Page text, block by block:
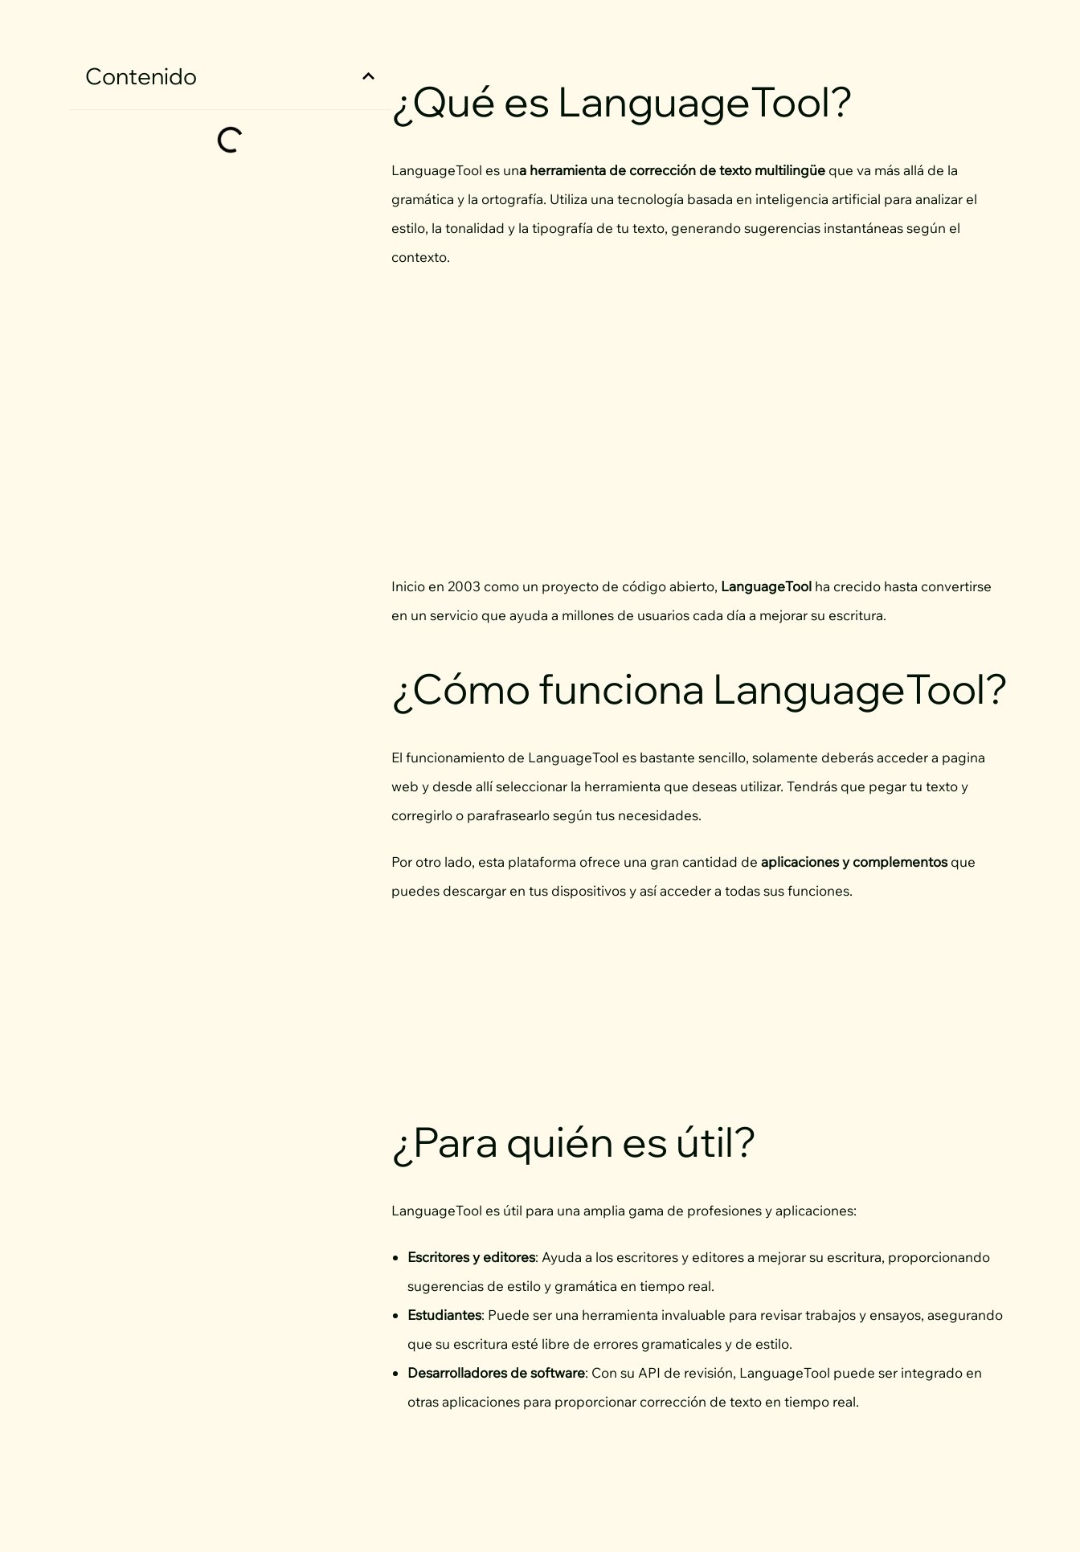
Contenido ¿Qué es LanguageTool?
LanguageTool es una herramienta de corrección de texto multilingüe que va más allá de la
gramática y la ortografía. Utiliza una tecnología basada en inteligencia artificial para analizar el
estilo, la tonalidad y la tipografía de tu texto, generando sugerencias instantáneas según el
contexto.
Inicio en 2003 como un proyecto de código abierto, LanguageTool ha crecido hasta convertirse
en un servicio que ayuda a millones de usuarios cada día a mejorar su escritura.
¿Cómo funciona LanguageTool?
El funcionamiento de LanguageTool es bastante sencillo, solamente deberás acceder a pagina
web y desde allí seleccionar la herramienta que deseas utilizar. Tendrás que pegar tu texto y
corregirlo o parafrasearlo según tus necesidades.
Por otro lado, esta plataforma ofrece una gran cantidad deaplicaciones y complementosque
puedes descargar en tus dispositivos y así acceder a todas sus funciones.
¿Para quién es útil?
LanguageTool es útil para una amplia gama de profesiones y aplicaciones:
Escritores y editores: Ayuda a los escritores y editores a mejorar su escritura, proporcionando
sugerencias de estilo y gramática en tiempo real.
Estudiantes: Puede ser una herramienta invaluable para revisar trabajos y ensayos, asegurando
que su escritura esté libre de errores gramaticales y de estilo.
Desarrolladores de software: Con su API de revisión, LanguageTool puede ser integrado en
otras aplicaciones para proporcionar corrección de texto en tiempo real.